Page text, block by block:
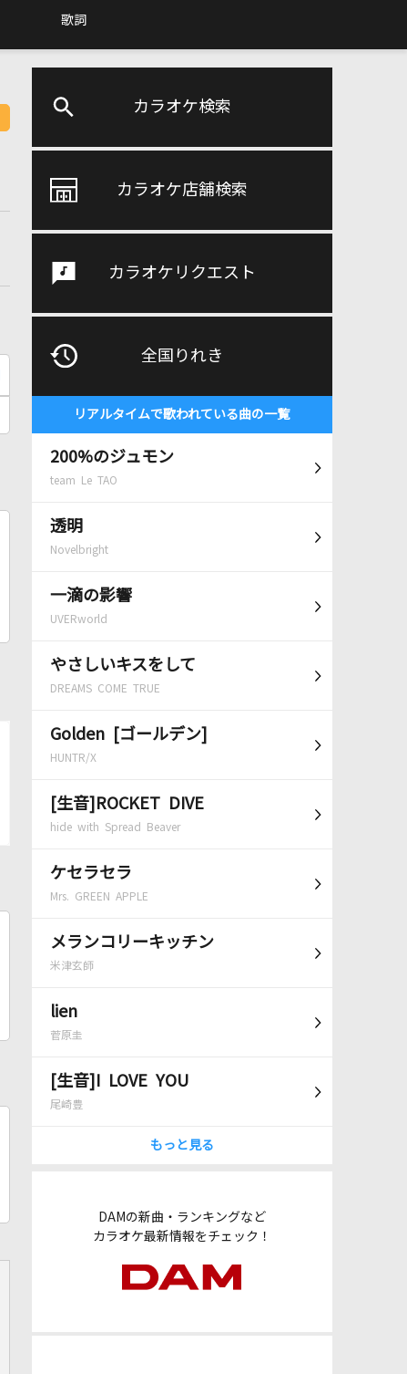
歌詞
カラオケ検索
カラオケ店舗検索
カラオケリクエスト
全国りれき
リアルタイムで歌われている曲の一覧
200%のジュモン
team Le TAO
透明
Novelbright
一滴の影響
UVERworld
やさしいキスをして
DREAMS COME TRUE
Golden [ゴールデン]
HUNTR/X
[生音]ROCKET DIVE
hide with Spread Beaver
ケセラセラ
Mrs. GREEN APPLE
メランコリーキッチン
米津玄師
lien
菅原圭
[生音]I LOVE YOU
尾崎豊
もっと見る
DAMの新曲・ランキングなど
カラオケ最新情報をチェック！